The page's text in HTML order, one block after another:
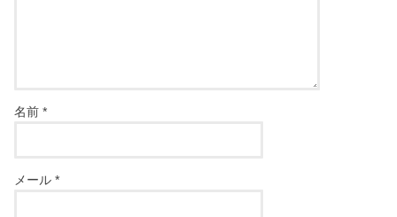
名前*
メール*